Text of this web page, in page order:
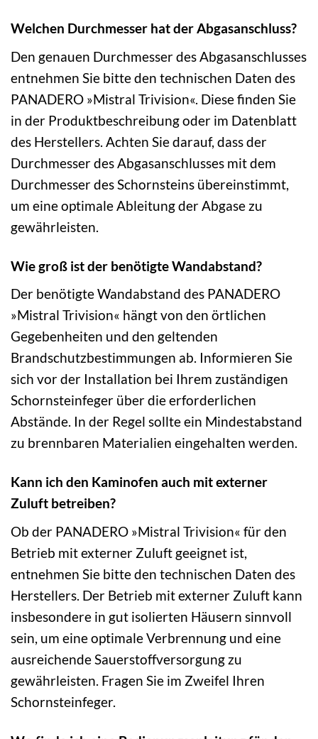
Welchen Durchmesser hat der Abgasanschluss?
Den genauen Durchmesser des Abgasanschlusses
entnehmen Sie bitte den technischen Daten des
PANADERO »Mistral Trivision«. Diese finden Sie
in der Produktbeschreibung oder im Datenblatt
des Herstellers. Achten Sie darauf, dass der
Durchmesser des Abgasanschlusses mit dem
Durchmesser des Schornsteins übereinstimmt,
um eine optimale Ableitung der Abgase zu
gewährleisten.
Wie groß ist der benötigte Wandabstand?
Der benötigte Wandabstand des PANADERO
»Mistral Trivision« hängt von den örtlichen
Gegebenheiten und den geltenden
Brandschutzbestimmungen ab. Informieren Sie
sich vor der Installation bei Ihrem zuständigen
Schornsteinfeger über die erforderlichen
Abstände. In der Regel sollte ein Mindestabstand
zu brennbaren Materialien eingehalten werden.
Kann ich den Kaminofen auch mit externer
Zuluft betreiben?
Ob der PANADERO »Mistral Trivision« für den
Betrieb mit externer Zuluft geeignet ist,
entnehmen Sie bitte den technischen Daten des
Herstellers. Der Betrieb mit externer Zuluft kann
insbesondere in gut isolierten Häusern sinnvoll
sein, um eine optimale Verbrennung und eine
ausreichende Sauerstoffversorgung zu
gewährleisten. Fragen Sie im Zweifel Ihren
Schornsteinfeger.